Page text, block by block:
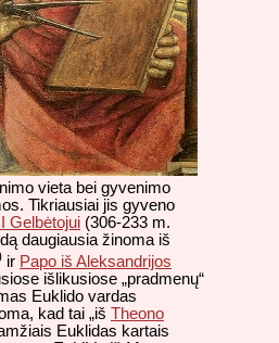
vieta bei gyvenimo
Tikriausiai jis gyveno
Gelbėtojui (306-233 m.
daugiausia žinoma iš
ir Papo iš Aleksandrijos
išlikusiose „pradmenų“
Euklido vardas
kad tai „iš Theono
Euklidas kartais